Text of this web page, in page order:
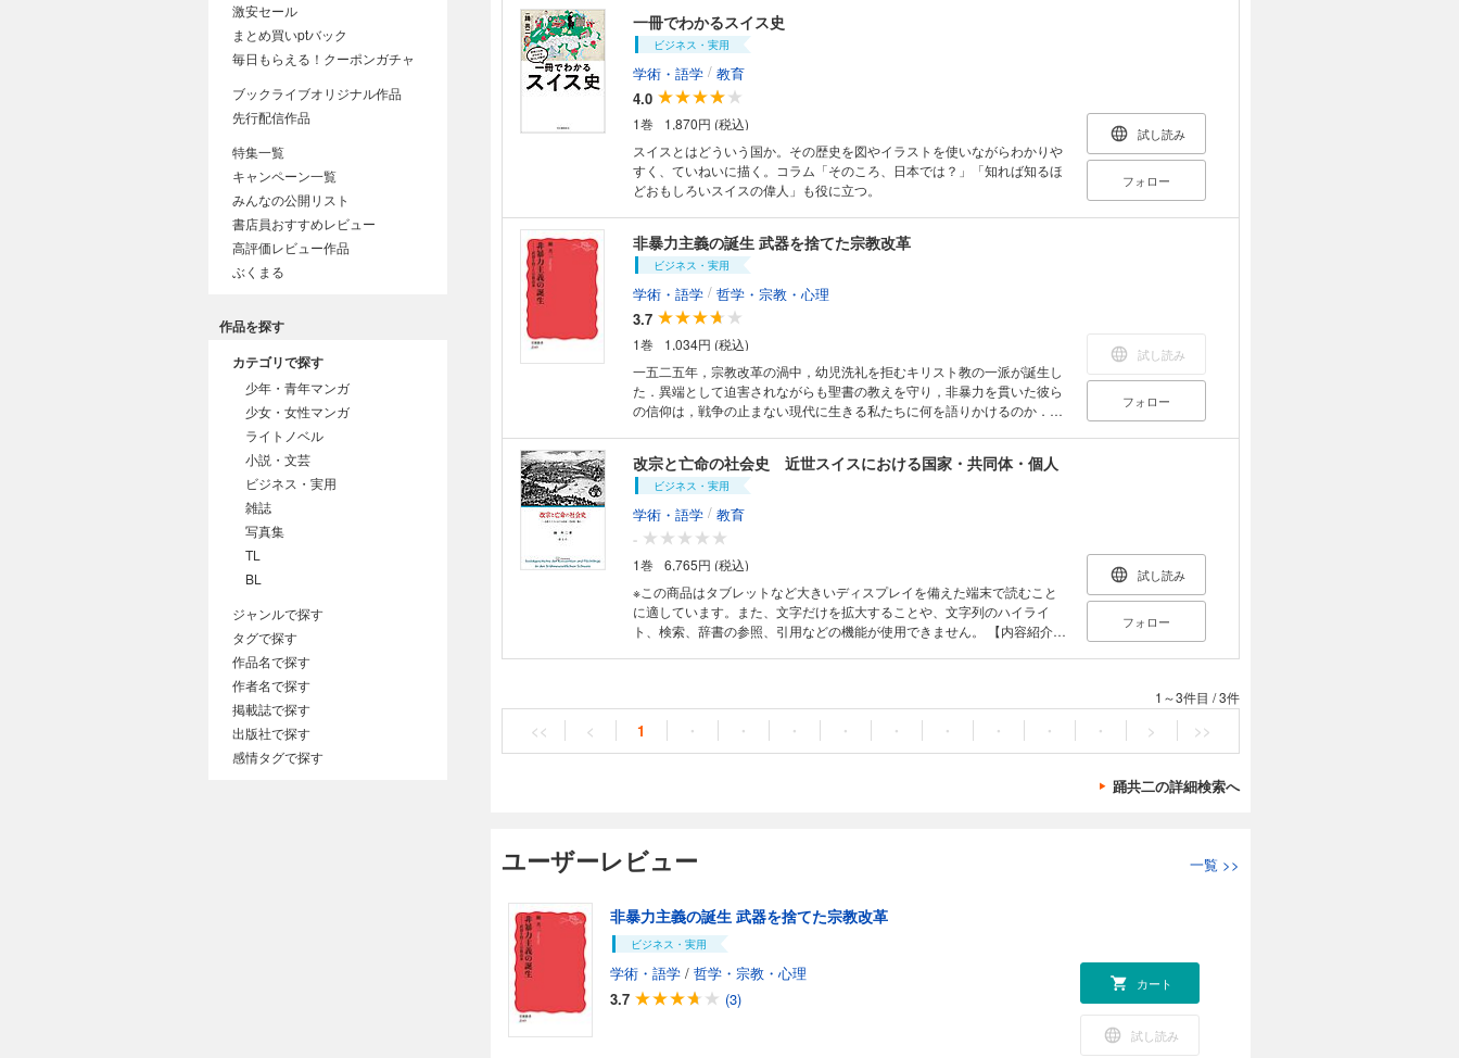
一冊でわかるスイス史
ビジネス・実用
学術・語学 / 教育
4.0
1巻
1,870円 (税込)
スイスとはどういう国か。その歴史を図やイラストを使いながらわかりや
すく、ていねいに描く。コラム「そのころ、日本では？」「知れば知るほ
どおもしろいスイスの偉人」も役に立つ。
試し読み
フォロー
非暴力主義の誕生 武器を捨てた宗教改革
ビジネス・実用
学術・語学 / 哲学・宗教・心理
3.7
1巻
1,034円 (税込)
一五二五年，宗教改革の渦中，幼児洗礼を拒むキリスト教の一派が誕生し
た．異端として迫害されながらも聖書の教えを守り，非暴力を貫いた彼ら
の信仰は，戦争の止まない現代に生きる私たちに何を語りかけるのか．メ
試し読み
フォロー
改宗と亡命の社会史 近世スイスにおける国家・共同体・個人
ビジネス・実用
学術・語学 / 教育
-
1巻
6,765円 (税込)
※この商品はタブレットなど大きいディスプレイを備えた端末で読むこと
に適しています。また、文字だけを拡大することや、文字列のハイライ
ト、検索、辞書の参照、引用などの機能が使用できません。 【内容紹介・
「宗派化」し、また「規律」への服従を教え込んだというのである。一
方、都市・農村の「共同体原理」を重視する歴史家は、市民・農民は受動
く、異宗派の土地に移り、改宗を行う無数の人々が存在したのである。本
書は16世紀から18世紀初頭までのスイスとその周辺地域に焦点を当て、改
彫りにし、図式的に捉えられてきた西欧近世史像に再考を迫る。 【目次よ
り】 貨幣換算表 序論 近世史研究の動向と問題の所在 諸宗派の歴史的
役割をめぐって はじめに 一 「社会的規律化」と「宗派化」の理論
二 家父長制強化論と女性抑圧論 三 「宗派化」「規律化」論への批
判 その達成度をめぐって 四 「宗派化」「規律化」論への批判 その
担い手をめぐって 五 家父長制強化論・女性抑圧論への批判 六 「個
試し読み
フォロー
1～3件目 /3件
<< < 1 ・ ・ ・ ・ ・ ・ ・ ・ ・ > >>
踊共二の詳細検索へ
ユーザーレビュー 一覧 >>
非暴力主義の誕生 武器を捨てた宗教改革
ビジネス・実用
学術・語学 / 哲学・宗教・心理
3.7
(3)
カート
試し読み
激安セール
まとめ買いptバック
毎日もらえる！クーポンガチャ
ブックライブオリジナル作品
先行配信作品
特集一覧
キャンペーン一覧
みんなの公開リスト
書店員おすすめレビュー
高評価レビュー作品
ぶくまる
作品を探す
カテゴリで探す
少年・青年マンガ
少女・女性マンガ
ライトノベル
小説・文芸
ビジネス・実用
雑誌
写真集
TL
BL
ジャンルで探す
タグで探す
作品名で探す
作者名で探す
掲載誌で探す
出版社で探す
感情タグで探す